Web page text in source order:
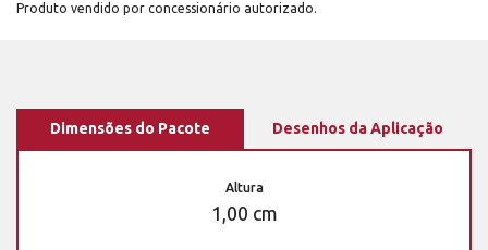
Produto vendido por concessionário autorizado.
Dimensões do Pacote Desenhos da Aplicação
Altura
1,00 cm